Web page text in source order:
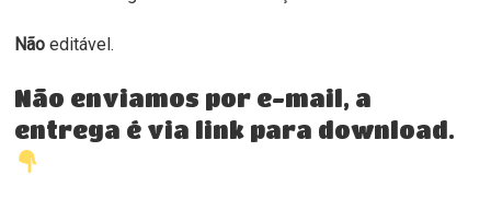
Não editável.
Não enviamos por e-mail, a
entrega é via link para download.